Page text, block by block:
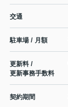
交通
駐車場 / 月額
更新料 /
更新事務手数料
契約期間